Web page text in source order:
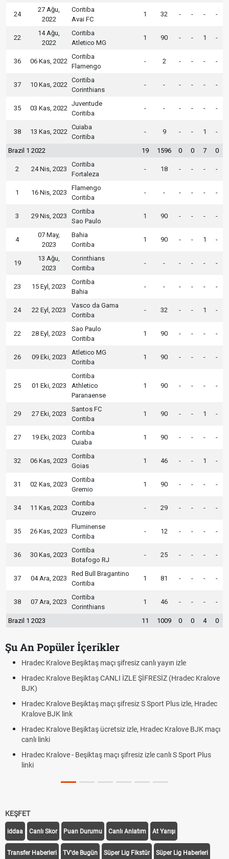
24
27 Ağu,
2022
Coritiba
Avai FC
1 32 - - - -
22
14 Ağu,
2022
Coritiba
Atletico MG
1 90 - - 1 -
36 06 Kas, 2022
Coritiba
Flamengo
- 2 - - - -
37 10 Kas, 2022
Coritiba
Corinthians
- - - - - -
35 03 Kas, 2022
Juventude
Coritiba
- - - - - -
38 13 Kas, 2022
Cuiaba
Coritiba
- 9 - - 1 -
Brazil 1 2022 19 1596 0 0 7 0
2 24 Nis, 2023
Coritiba
Fortaleza
- 18 - - - -
1 16 Nis, 2023
Flamengo
Coritiba
- - - - - -
3 29 Nis, 2023
Coritiba
Sao Paulo
1 90 - - - -
4
07 May,
2023
Bahia
Coritiba
1 90 - - 1 -
19
13 Ağu,
2023
Corinthians
Coritiba
- - - - - -
23 15 Eyl, 2023
Coritiba
Bahia
- - - - - -
24 22 Eyl, 2023
Vasco da Gama
Coritiba
- 32 - - 1 -
22 28 Eyl, 2023
Sao Paulo
Coritiba
1 90 - - - -
26 09 Eki, 2023
Atletico MG
Coritiba
1 90 - - - -
25 01 Eki, 2023
Coritiba
Athletico
Paranaense
1 90 - - - -
29 27 Eki, 2023
Santos FC
Coritiba
1 90 - - 1 -
27 19 Eki, 2023
Coritiba
Cuiaba
1 90 - - - -
32 06 Kas, 2023
Coritiba
Goias
1 46 - - 1 -
31 02 Kas, 2023
Coritiba
Gremio
1 90 - - - -
34 11 Kas, 2023
Coritiba
Cruzeiro
- 29 - - - -
35 26 Kas, 2023
Fluminense
Coritiba
- 12 - - - -
36 30 Kas, 2023
Coritiba
Botafogo RJ
- 25 - - - -
37 04 Ara, 2023
Red Bull Bragantino
Coritiba
1 81 - - - -
38 07 Ara, 2023
Coritiba
Corinthians
1 46 - - - -
Brazil 1 2023 11 1009 0 0 4 0
Şu An Popüler İçerikler
Hradec Kralove Beşiktaş maçı şifresiz canlı yayın izle
Hradec Kralove Beşiktaş CANLI İZLE ŞİFRESİZ (Hradec Kralove
BJK)
Hradec Kralove Beşiktaş maçı şifresiz S Sport Plus izle, Hradec
Kralove BJK link
Hradec Kralove Beşiktaş ücretsiz izle, Hradec Kralove BJK maçı
canlı linki
Hradec Kralove - Beşiktaş maçı şifresiz izle canlı S Sport Plus
linki
KEŞFET
iddaa Canlı Skor Puan Durumu Canlı Anlatım At Yarışı
Transfer Haberleri TV'de Bugün Süper Lig Fikstür Süper Lig Haberleri